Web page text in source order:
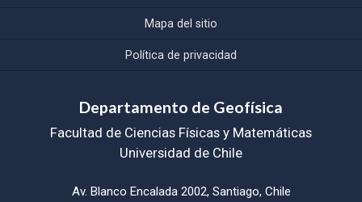
Mapa del sitio
Política de privacidad
Departamento de Geofísica
Facultad de Ciencias Físicas y Matemáticas
Universidad de Chile
Av. Blanco Encalada 2002, Santiago, Chile